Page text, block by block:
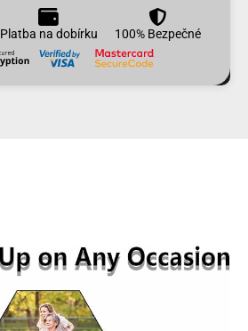
Platba na dobírku 100% Bezpečné